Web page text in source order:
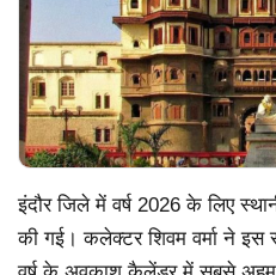
इंदौर जिले में वर्ष 2026 के लिए
की गई। कलेक्टर शिवम वर्मा ने